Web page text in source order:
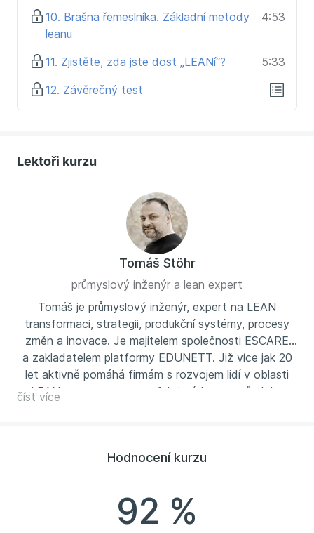
10. Brašna řemeslníka. Základní metody
leanu
4:53
11. Zjistěte, zda jste dost „LEANí“?
5:33
12. Závěrečný test
Lektoři kurzu
Tomáš Stöhr
průmyslový inženýr a lean expert
Tomáš je průmyslový inženýr, expert na LEAN
transformaci, strategii, produkční systémy, procesy
změn a inovace. Je majitelem společnosti ESCARE
a zakladatelem platformy EDUNETT. Již více jak 20
let aktivně pomáhá firmám s rozvojem lidí v oblasti
LEAN managementu a efektivních procesů. Jeho
číst více
Hodnocení kurzu
92 %